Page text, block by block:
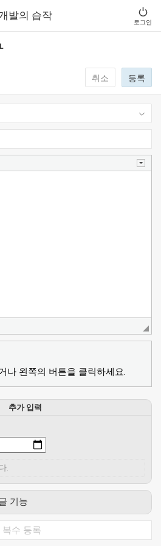
발의 습작 로그인
취소 등록
나 왼쪽의 버튼을 클릭하세요.
추가 입력
.
기능